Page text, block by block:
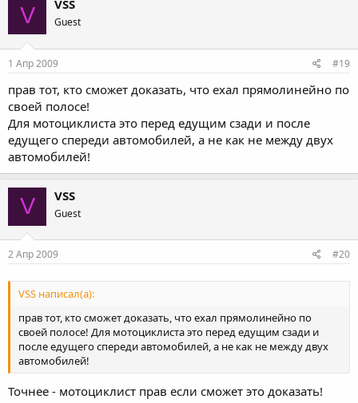
V VSS
Guest
1 Апр 2009 #19
прав тот, кто сможет доказать, что ехал прямолинейно по
своей полосе!
Для мотоциклиста это перед едущим сзади и после
едущего спереди автомобилей, а не как не между двух
автомобилей!
V VSS
Guest
2 Апр 2009 #20
VSS написал(а):
прав тот, кто сможет доказать, что ехал прямолинейно по
своей полосе! Для мотоциклиста это перед едущим сзади и
после едущего спереди автомобилей, а не как не между двух
автомобилей!
Точнее - мотоциклист прав если сможет это доказать!